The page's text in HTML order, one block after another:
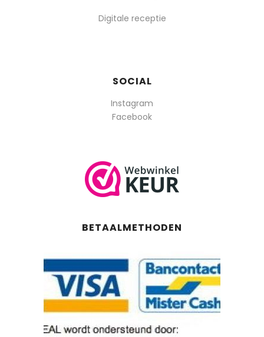
Digitale receptie
SOCIAL
Instagram
Facebook
BETAALMETHODEN